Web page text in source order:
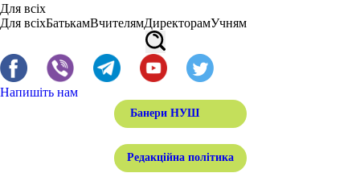
Для всіх
Для всіхБатькамВчителямДиректорамУчням
Напишіть нам
Банери НУШ
Редакційна політика